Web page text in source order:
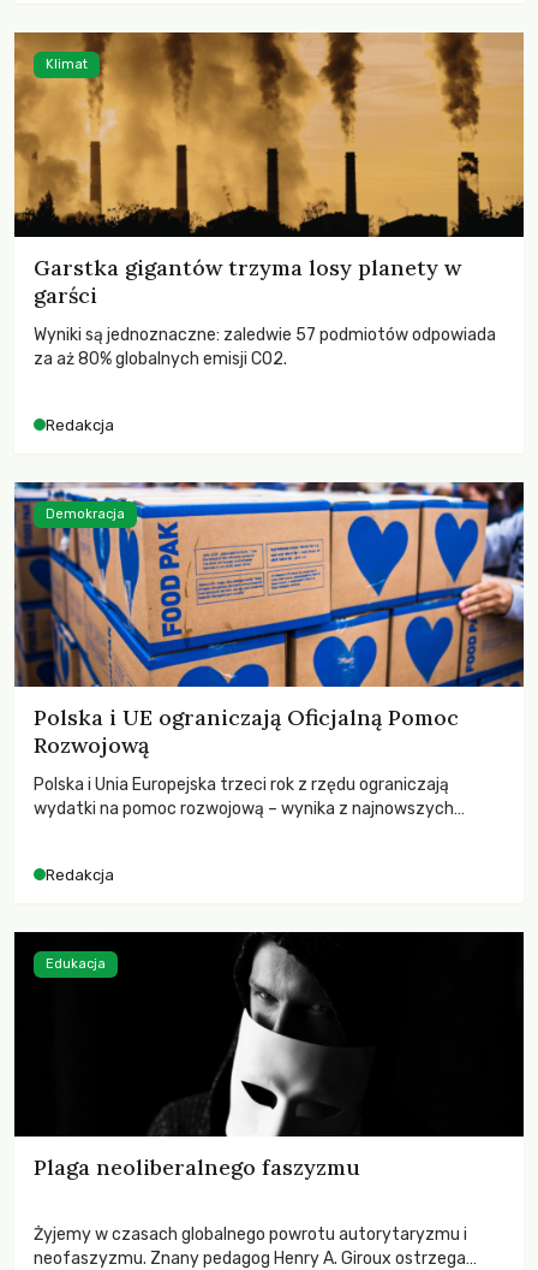
Garstka gigantów trzyma losy planety w
garści
Wyniki są jednoznaczne: zaledwie 57 podmiotów odpowiada
za aż 80% globalnych emisji CO2.
Redakcja
Klimat
Polska i UE ograniczają Oficjalną Pomoc
Rozwojową
Polska i Unia Europejska trzeci rok z rzędu ograniczają
wydatki na pomoc rozwojową – wynika z najnowszych
odnotowano największe tąpnięcie ODA w historii. Jakie będą
kryzysami i ubóstwem?
Redakcja
Demokracja
Plaga neoliberalnego faszyzmu
Żyjemy w czasach globalnego powrotu autorytaryzmu i
neofaszyzmu. Znany pedagog Henry A. Giroux ostrzega
Edukacja